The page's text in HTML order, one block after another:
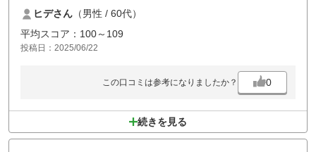
ヒデさん （男性 / 60代）
平均スコア：100～109
投稿日：2025/06/22
この口コミは参考になりましたか？ 0
続きを見る